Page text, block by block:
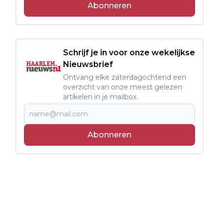
Abonneren
Schrijf je in voor onze wekelijkse
Nieuwsbrief
Ontvang elke zaterdagochtend een
overzicht van onze meest gelezen
artikelen in je mailbox.
Abonneren